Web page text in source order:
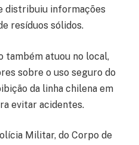
distribuiu informações
resíduos sólidos.
também atuou no local,
sobre o uso seguro do
da linha chilena em
evitar acidentes.
Militar, do Corpo de